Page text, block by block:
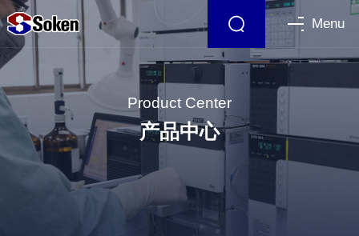
Menu
Product Center
产品中心